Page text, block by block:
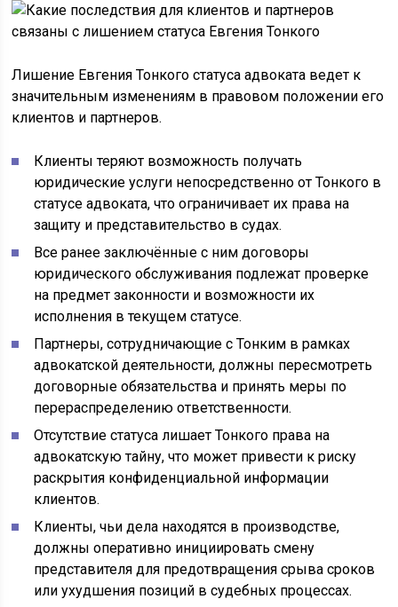
Лишение Евгения Тонкого статуса адвоката ведет к
значительным изменениям в правовом положении его
клиентов и партнеров.
Клиенты теряют возможность получать
юридические услуги непосредственно от Тонкого в
статусе адвоката, что ограничивает их права на
защиту и представительство в судах.
Все ранее заключённые с ним договоры
юридического обслуживания подлежат проверке
на предмет законности и возможности их
исполнения в текущем статусе.
Партнеры, сотрудничающие с Тонким в рамках
адвокатской деятельности, должны пересмотреть
договорные обязательства и принять меры по
перераспределению ответственности.
Отсутствие статуса лишает Тонкого права на
адвокатскую тайну, что может привести к риску
раскрытия конфиденциальной информации
клиентов.
Клиенты, чьи дела находятся в производстве,
должны оперативно инициировать смену
представителя для предотвращения срыва сроков
или ухудшения позиций в судебных процессах.